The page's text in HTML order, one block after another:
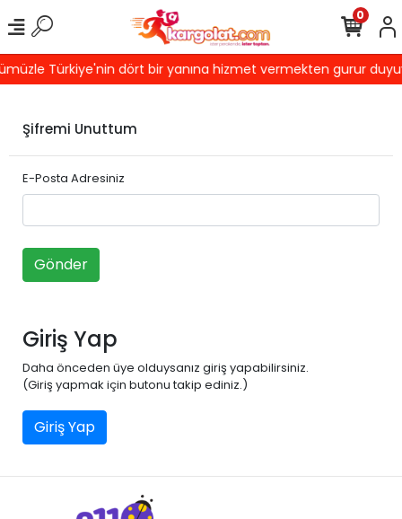
Türkiye'nin dört bir yanına hizmet vermekten gurur
0
Şifremi Unuttum
E-Posta Adresiniz
Gönder
Giriş Yap
Daha önceden üye olduysanız giriş yapabilirsiniz.
(Giriş yapmak için butonu takip ediniz.)
Giriş Yap